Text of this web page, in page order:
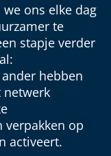
we ons elke dag
te
stapje verder
hebben
netwerk
verpakken op
activeert.